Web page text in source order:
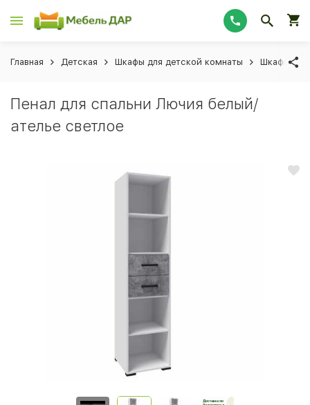
Главная Детская Шкафы для детской комнаты Шкафы-
Пенал для спальни Лючия белый/
ателье светлое